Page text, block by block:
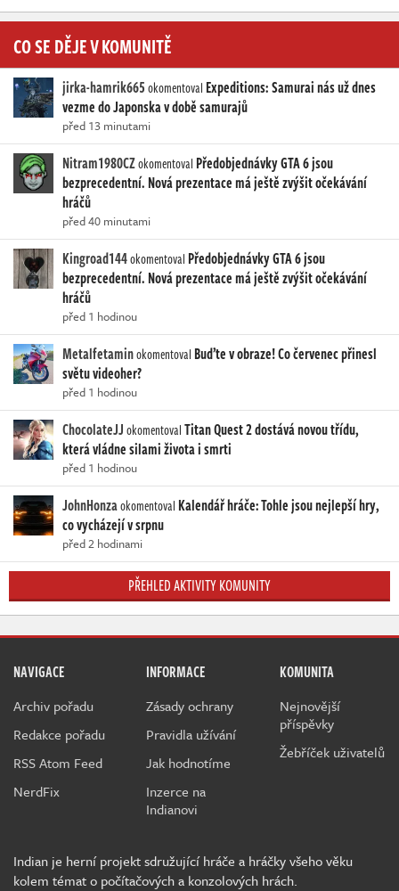
CO SE DĚJE V KOMUNITĚ
jirka-hamrik665okomentoval Expeditions: Samurai nás už dnes
vezme do Japonska v době samurajů
před 13 minutami
Nitram1980CZokomentoval Předobjednávky GTA 6 jsou
bezprecedentní. Nová prezentace má ještě zvýšit očekávání
hráčů
před 40 minutami
Kingroad144okomentoval Předobjednávky GTA 6 jsou
bezprecedentní. Nová prezentace má ještě zvýšit očekávání
hráčů
před 1 hodinou
Metalfetaminokomentoval Buďte v obraze! Co červenec přinesl
světu videoher?
před 1 hodinou
ChocolateJJokomentovalTitan Quest 2 dostává novou třídu,
která vládne silami života i smrti
před 1 hodinou
JohnHonzaokomentoval Kalendář hráče: Tohle jsou nejlepší hry,
co vycházejí v srpnu
před 2 hodinami
PŘEHLED AKTIVITY KOMUNITY
NAVIGACE
Archiv pořadu
Redakce pořadu
RSS Atom Feed
NerdFix
INFORMACE
Zásady ochrany
Pravidla užívání
Jak hodnotíme
Inzerce na
Indianovi
KOMUNITA
Nejnovější
příspěvky
Žebříček uživatelů
Indian je herní projekt sdružující hráče a hráčky všeho věku
kolem témat o počítačových a konzolových hrách.